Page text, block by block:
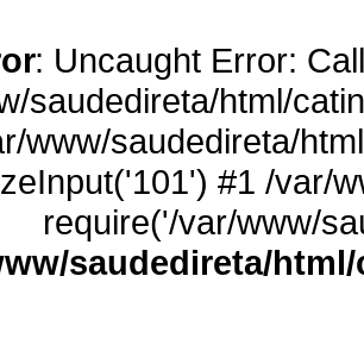
: Uncaught Error:
saudedireta/html/
www/saudedireta/
#1 /var/
require('/var/www/
saudedireta/